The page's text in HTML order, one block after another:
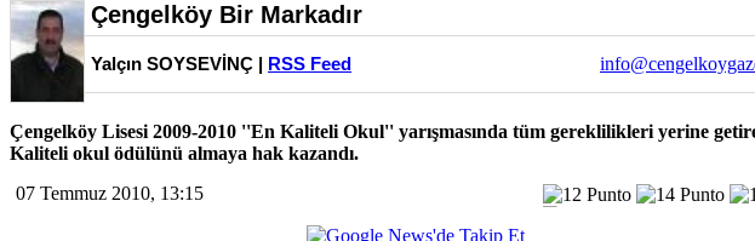
Çengelköy Bir Markadır
Yalçın SOYSEVİNÇ | RSS Feed
Çengelköy Lisesi 2009-2010 ''En Kaliteli Okul'' yarışmasında tüm gereklilikleri yerine
Kaliteli okul ödülünü almaya hak kazandı.
07 Temmuz 2010, 13:15